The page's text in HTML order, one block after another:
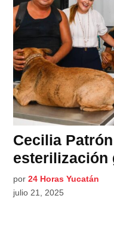
Cecilia
esterilización
por 24 Horas Yucatán
julio 21, 2025